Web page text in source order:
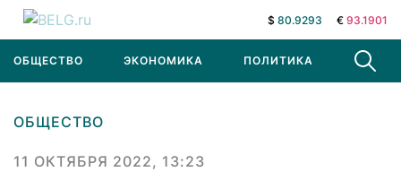
$ 80.9293 € 93.1901
ОБЩЕСТВО ЭКОНОМИКА ПОЛИТИКА В МИРЕ
ОБЩЕСТВО
11 ОКТЯБРЯ 2022, 13:23